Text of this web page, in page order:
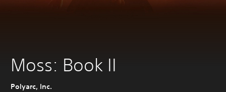
Moss: Book II
Polyarc, Inc.